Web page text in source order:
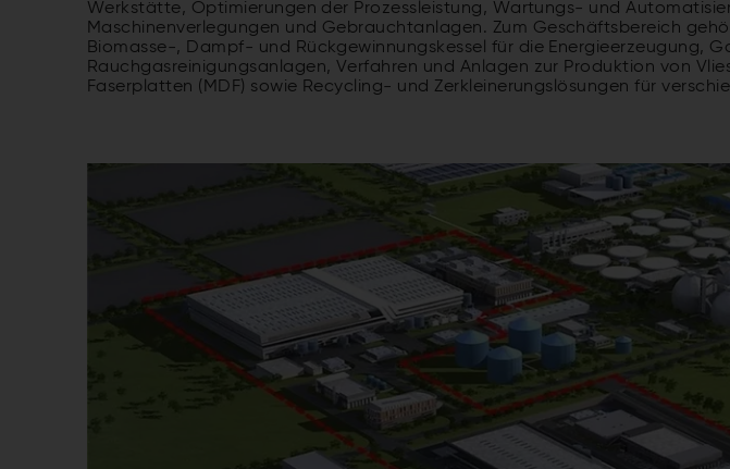
Werkstätte, Optimierungen der Prozessleistung, Wartungs- und
Maschinenverlegungen und Gebrauchtanlagen. Zum Geschäftsbereich
Biomasse-, Dampf- und Rückgewinnungskessel für die Energieerzeugung,
Rauchgasreinigungsanlagen, Verfahren und Anlagen zur Produktion von
Faserplatten (MDF) sowie Recycling- und Zerkleinerungslösungen für